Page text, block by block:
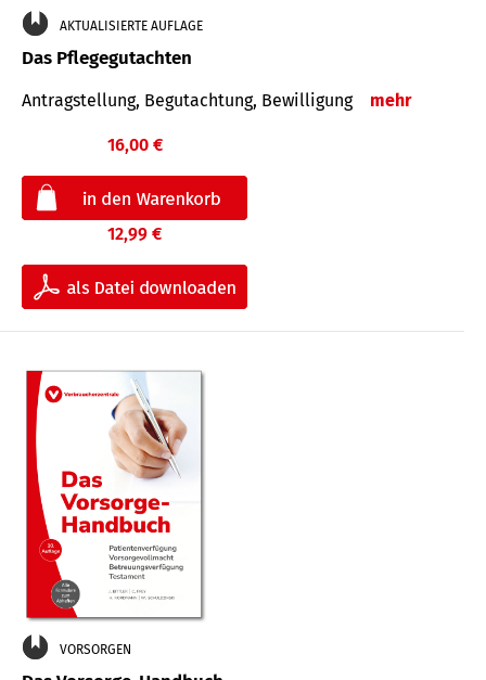
AKTUALISIERTE AUFLAGE
Das Pflegegutachten
Antragstellung, Begutachtung, Bewilligung mehr
16,00 €
12,99 €
VORSORGEN